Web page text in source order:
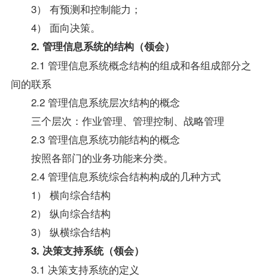
3） 有预测和控制能力；
4） 面向决策。
2. 管理信息系统的结构（领会）
2.1 管理信息系统概念结构的组成和各组成部分之
间的联系
2.2 管理信息系统层次结构的概念
三个层次：作业管理、管理控制、战略管理
2.3 管理信息系统功能结构的概念
按照各部门的业务功能来分类。
2.4 管理信息系统综合结构构成的几种方式
1） 横向综合结构
2） 纵向综合结构
3） 纵横综合结构
3. 决策支持系统（领会）
3.1 决策支持系统的定义